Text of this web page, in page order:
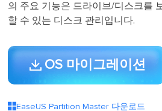
의 주요 기능은 드라이브/디스크를
할 수 있는 디스크 관리입니다.
OS 마이그레이션
EaseUS Partition Master 다운로드